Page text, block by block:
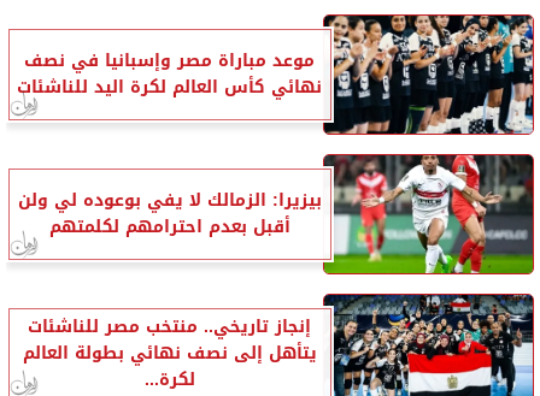
موعد مباراة مصر وإسبانيا في نصف
نهائي كأس العالم لكرة اليد للناشئات
بيزيرا: الزمالك لا يفي بوعوده لي ولن
أقبل بعدم احترامهم لكلمتهم
إنجاز تاريخي.. منتخب مصر للناشئات
يتأهل إلى نصف نهائي بطولة العالم
لكرة...